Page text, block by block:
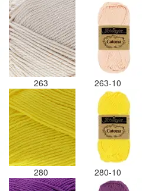
263 263-10
280 280-10